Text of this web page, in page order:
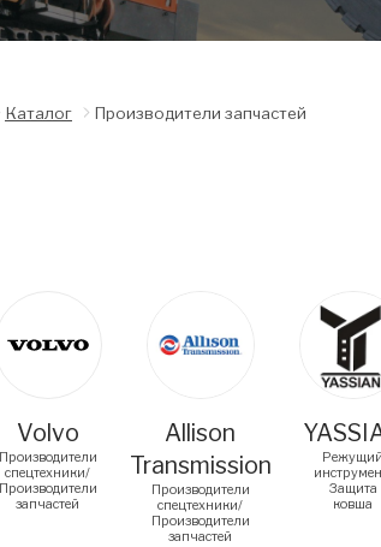
Каталог Производители запчастей
Volvo
Производители
спецтехники/
Производители
запчастей
Allison
Transmission
Производители
спецтехники/
Производители
запчастей
Защита
ковша